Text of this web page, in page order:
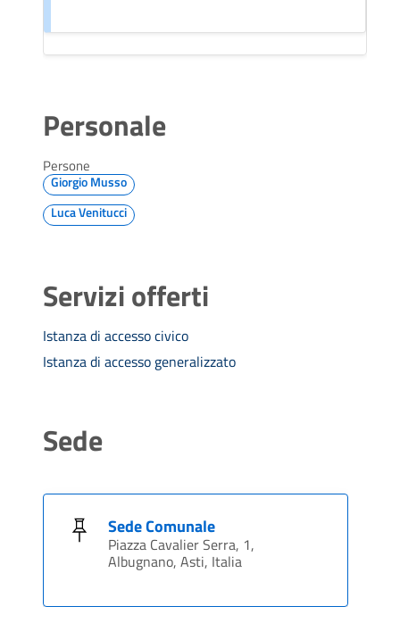
Personale
Persone
Giorgio Musso
Luca Venitucci
Servizi offerti
Istanza di accesso civico
Istanza di accesso generalizzato
Sede
Sede Comunale
Piazza Cavalier Serra, 1,
Albugnano, Asti, Italia